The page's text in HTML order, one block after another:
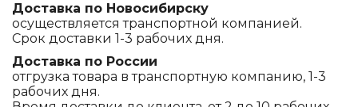
Доставка по Новосибирску
осуществляется транспортной компанией.
Срок доставки 1-3 рабочих дня.
Доставка по России
отгрузка товара в транспортную компанию, 1-3
рабочих дня.